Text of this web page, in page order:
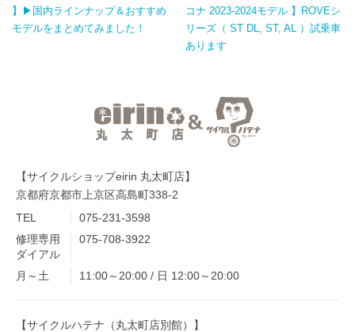
】▶国内ラインナップ＆おすすめ
モデルをまとめてみました！
コナ 2023-2024モデル 】ROVEシ
リーズ（ ST DL, ST, AL ）試乗車
あります
【サイクルショップeirin 丸太町店】
京都府京都市上京区高島町338-2
TEL
075-231-3598
修理専用
ダイアル
075-708-3922
月～土 11:00～20:00 / 日 12:00～20:00
【サイクルハテナ（丸太町店別館）】